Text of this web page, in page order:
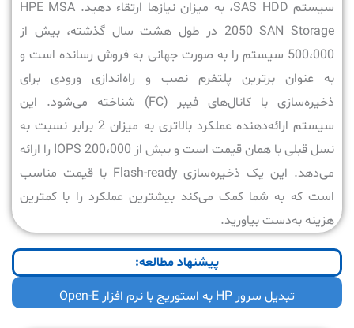
سیستم SAS HDD، به میزان نیازها ارتقاء دهید. HPE MSA
2050 SAN Storage در طول هشت سال گذشته، بیش از
500،000 سیستم را به صورت جهانی به فروش رسانده است و
به عنوان برترین پلتفرم نصب و راه‌اندازی ورودی برای
ذخیره‌سازی با کانال‌های فیبر (FC) شناخته می‌شود. این
سیستم ارائه‌دهنده عملکرد بالاتری به میزان 2 برابر نسبت به
نسل قبلی با همان قیمت است و بیش از 200،000 IOPS را ارائه
می‌دهد. این یک ذخیره‌سازی Flash-ready با قیمت مناسب
است که به شما کمک می‌کند بیشترین عملکرد را با کمترین
هزینه به‌دست بیاورید.
پیشنهاد مطالعه:
تبدیل سرور HP به استوریج با نرم افزار Open-E